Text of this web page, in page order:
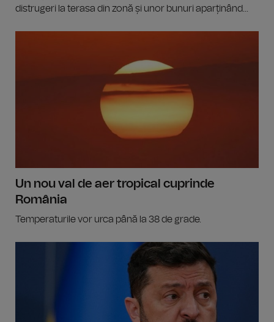
distrugeri la terasa din zonă și unor bunuri aparținând...
Un nou val de aer tropical cuprinde
România
Temperaturile vor urca până la 38 de grade.